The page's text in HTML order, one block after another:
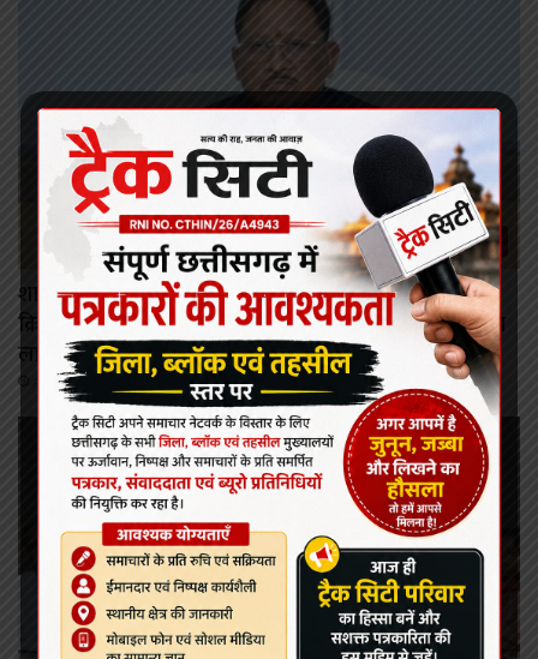
रायपुर
शासन की जनकल्याणकारी योजनाओं का करें समयबद्ध
क्रियान्वयन , प्रत्येक पात्र व्यक्ति को मिले शासन की योजनाओं का
लाभ : मुख्यमंत्री विष्णुदेव साय।
August 6, 2026